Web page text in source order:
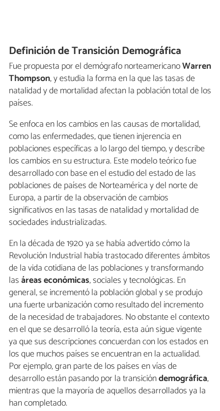
Definición de Transición Demográfica
Fue propuesta por el demógrafo norteamericanoWarren
Thompson, y estudia la forma en la que las tasas de
natalidad y de mortalidad afectan la población total de los
países.
Se enfoca en los cambios en las causas de mortalidad,
como las enfermedades, que tienen injerencia en
poblaciones específicas a lo largo del tiempo, y describe
los cambios en su estructura. Este modelo teórico fue
desarrollado con base en el estudio del estado de las
poblaciones de países de Norteamérica y del norte de
Europa, a partir de la observación de cambios
significativos en las tasas de natalidad y mortalidad de
sociedades industrializadas.
En la década de 1920 ya se había advertido cómo la
Revolución Industrial había trastocado diferentes ámbitos
de la vida cotidiana de las poblaciones y transformando
lasáreaseconómicas, sociales y tecnológicas. En
general, se incrementó la población global y se produjo
una fuerte urbanización como resultado del incremento
de la necesidad de trabajadores. No obstante el contexto
en el que se desarrolló la teoría, esta aún sigue vigente
ya que sus descripciones concuerdan con los estados en
los que muchos países se encuentran en la actualidad.
Por ejemplo, gran parte de los países en vías de
desarrollo están pasando por la transicióndemográfica,
mientras que la mayoría de aquellos desarrollados ya la
han completado.